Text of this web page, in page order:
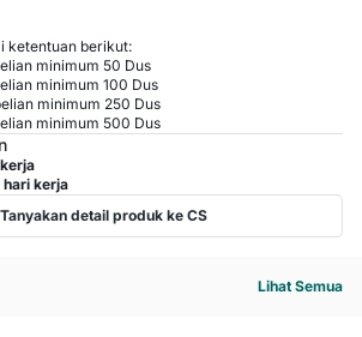
ketentuan berikut:
minimum 50 Dus
minimum 100 Dus
minimum 250 Dus
minimum 500 Dus
kerja
Tanyakan detail produk ke CS
Lihat Semua